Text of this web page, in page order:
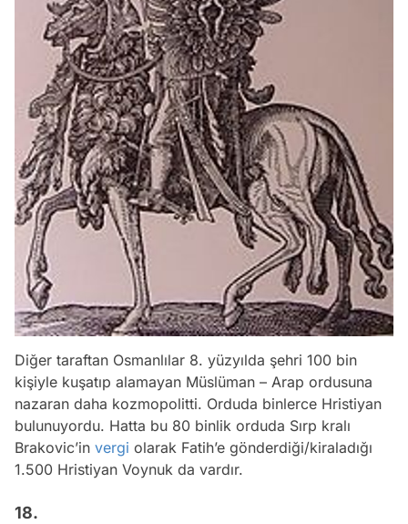
Diğer taraftan Osmanlılar 8. yüzyılda şehri 100 bin
kişiyle kuşatıp alamayan Müslüman – Arap ordusuna
nazaran daha kozmopolitti. Orduda binlerce Hristiyan
bulunuyordu. Hatta bu 80 binlik orduda Sırp kralı
Brakovic’in vergi olarak Fatih’e gönderdiği/kiraladığı
1.500 Hristiyan Voynuk da vardır.
18.